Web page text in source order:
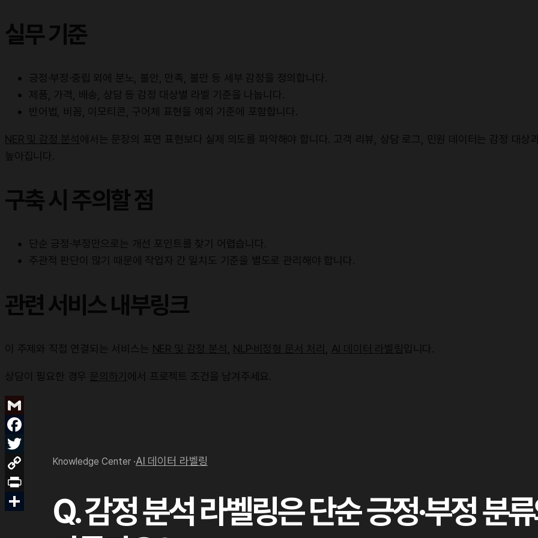
Knowledge Center ·AI 데이터 라벨링
Q. 감정 분석 라벨링은 단순 긍정·부정 분
실무 기준
긍정·부정·중립 외에 분노, 불안, 만족, 불만 등 세부 감정을 정의합니다.
제품, 가격, 배송, 상담 등 감정 대상별 라벨 기준을 나눕니다.
반어법, 비꼼, 이모티콘, 구어체 표현을 예외 기준에 포함합니다.
NER 및 감정 분석 에서는 문장의 표면 표현보다 실제 의도를 파악해야 합니다. 고객 리뷰, 상담 로그, 민원 데이터는 감정 대상
높아집니다.
구축 시 주의할 점
단순 긍정·부정만으로는 개선 포인트를 찾기 어렵습니다.
주관적 판단이 많기 때문에 작업자 간 일치도 기준을 별도로 관리해야 합니다.
관련 서비스 내부링크
이 주제와 직접 연결되는 서비스는 NER 및 감정 분석 NLP·비정형 문서 처리 AI 데이터 라벨링입니다.
상담이 필요한 경우 문의하기에서 프로젝트 조건을 남겨주세요.